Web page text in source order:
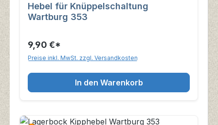
Hebel für Knüppelschaltung
Wartburg 353
9,90 €*
Preise inkl. MwSt. zzgl. Versandkosten
In den Warenkorb